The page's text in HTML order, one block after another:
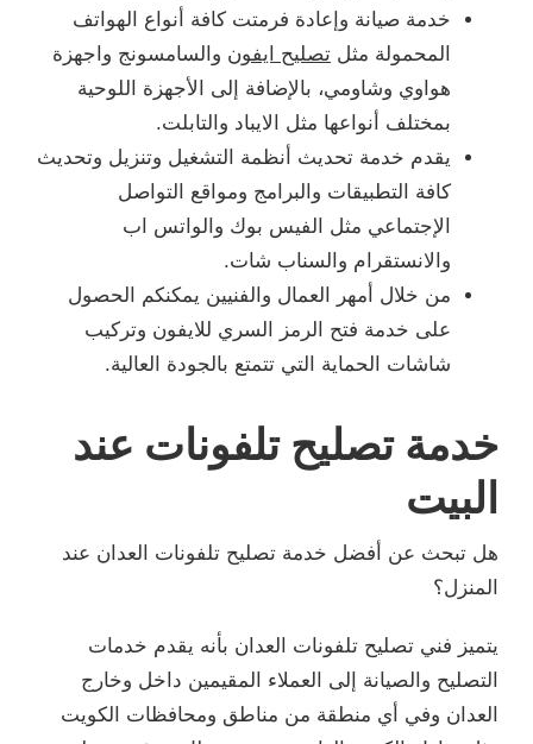
خدمة صيانة وإعادة فرمتت كافة أنواع الهواتف
المحمولة مثل تصليح ايفون والسامسونج واجهزة
هواوي وشاومي، بالإضافة إلى الأجهزة اللوحية
بمختلف أنواعها مثل الايباد والتابلت.
يقدم خدمة تحديث أنظمة التشغيل وتنزيل وتحديث
كافة التطبيقات والبرامج ومواقع التواصل
الإجتماعي مثل الفيس بوك والواتس اب
والانستقرام والسناب شات.
من خلال أمهر العمال والفنيين يمكنكم الحصول
على خدمة فتح الرمز السري للايفون وتركيب
شاشات الحماية التي تتمتع بالجودة العالية.
خدمة تصليح تلفونات عند
البيت
هل تبحث عن أفضل خدمة تصليح تلفونات العدان عند
المنزل؟
يتميز فني تصليح تلفونات العدان بأنه يقدم خدمات
التصليح والصيانة إلى العملاء المقيمين داخل وخارج
العدان وفي أي منطقة من مناطق ومحافظات الكويت